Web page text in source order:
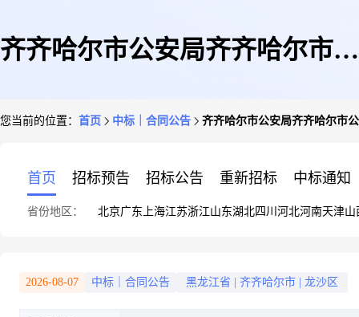
齐齐哈尔市公安局齐齐哈尔市公
您当前的位置： 首页 中标｜合同公告 齐齐哈尔市公安局齐齐哈尔市
首页 招标预告 招标公告 重新招标 中标通知
省份地区： 北京广东 上海江苏浙江山东湖北四川 河北河南天津山
2026-08-07 中标｜合同公告 黑龙江省 齐齐哈尔市 龙沙区